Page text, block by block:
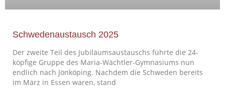
Schwedenaustausch 2025
Der zweite Teil des Jubiläumsaustauschs führte die 24-
köpfige Gruppe des Maria-Wächtler-Gymnasiums nun
endlich nach Jönköping. Nachdem die Schweden bereits
im März in Essen waren, stand